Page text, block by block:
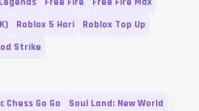
Roblox 5 Hari
Roblox Top Up
Strike
Chess Go Go
Soul Land: New World